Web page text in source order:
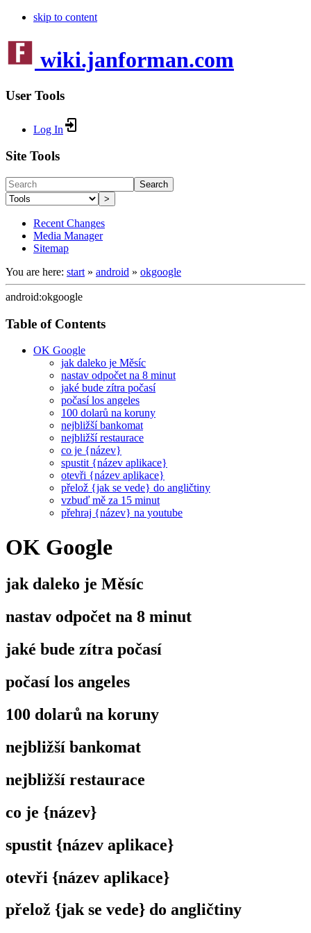
skip to content
wiki.janforman.com
User Tools
Log In
Site Tools
Search
>
Recent Changes
Media Manager
Sitemap
You are here: start » android » okgoogle
android:okgoogle
Table of Contents
OK Google
jak daleko je Měsíc
nastav odpočet na 8 minut
jaké bude zítra počasí
počasí los angeles
100 dolarů na koruny
nejbližší bankomat
nejbližší restaurace
co je {název}
spustit {název aplikace}
otevři {název aplikace}
přelož {jak se vede} do angličtiny
vzbuď mě za 15 minut
přehraj {název} na youtube
OK Google
jak daleko je Měsíc
nastav odpočet na 8 minut
jaké bude zítra počasí
počasí los angeles
100 dolarů na koruny
nejbližší bankomat
nejbližší restaurace
co je {název}
spustit {název aplikace}
otevři {název aplikace}
přelož {jak se vede} do angličtiny